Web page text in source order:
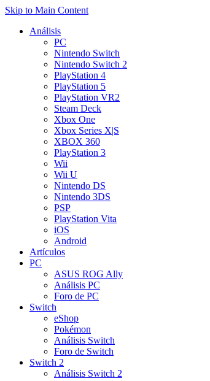
Skip to Main Content
Análisis
PC
Nintendo Switch
Nintendo Switch 2
PlayStation 4
PlayStation 5
PlayStation VR2
Steam Deck
Xbox One
Xbox Series X|S
XBOX 360
PlayStation 3
Wii
Wii U
Nintendo DS
Nintendo 3DS
PSP
PlayStation Vita
iOS
Android
Artículos
PC
ASUS ROG Ally
Análisis PC
Foro de PC
Switch
eShop
Pokémon
Análisis Switch
Foro de Switch
Switch 2
Análisis Switch 2